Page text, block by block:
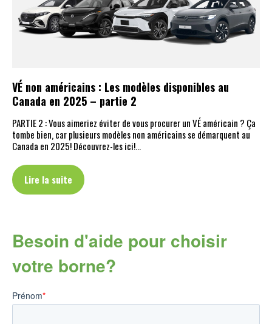
VÉ non américains : Les modèles disponibles au
Canada en 2025 – partie 2
PARTIE 2 : Vous aimeriez éviter de vous procurer un VÉ américain ? Ça
tombe bien, car plusieurs modèles non américains se démarquent au
Canada en 2025! Découvrez-les ici!…
Lire la suite